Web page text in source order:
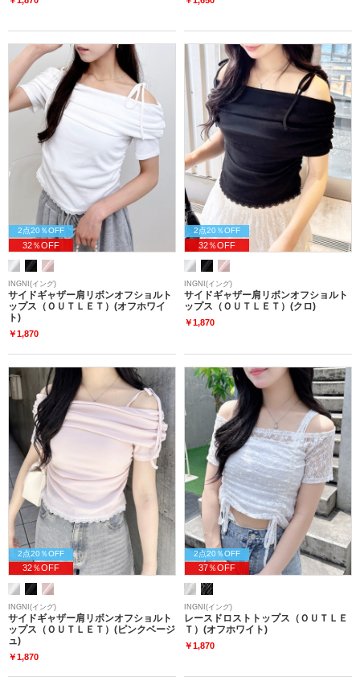
2点20％OFF
32％OFF
INGNI(イング)
サイドギャザー肩リボンオフショルト
ップス（ＯＵＴＬＥＴ）(オフホワイ
ト)
￥1,870
2点20％OFF
32％OFF
INGNI(イング)
サイドギャザー肩リボンオフショルト
ップス（ＯＵＴＬＥＴ）(クロ)
￥1,870
2点20％OFF
32％OFF
INGNI(イング)
サイドギャザー肩リボンオフショルト
ップス（ＯＵＴＬＥＴ）(ピンクベージ
ュ)
￥1,870
2点20％OFF
37％OFF
INGNI(イング)
レースドロストトップス（ＯＵＴＬＥ
Ｔ）(オフホワイト)
￥1,870